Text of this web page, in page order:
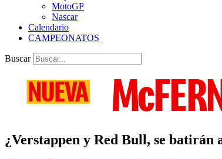
MotoGP
Nascar
Calendario
CAMPEONATOS
Buscar
¿Verstappen y Red Bull, se batirán